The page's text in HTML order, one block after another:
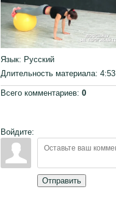
Язык: Русский
Длительность материала: 4:53
Всего комментариев: 0
Войдите:
Отправить